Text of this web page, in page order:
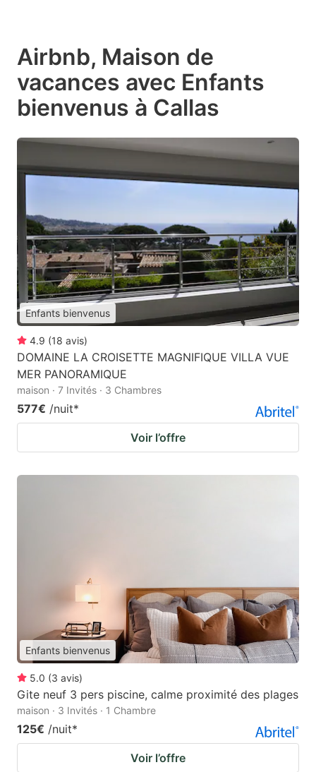
Airbnb, Maison de
vacances avec Enfants
bienvenus à Callas
Enfants bienvenus
4.9 (18 avis)
DOMAINE LA CROISETTE MAGNIFIQUE VILLA VUE
MER PANORAMIQUE
maison · 7 Invités · 3 Chambres
577€ /nuit*
Voir l’offre
Enfants bienvenus
5.0 (3 avis)
Gite neuf 3 pers piscine, calme proximité des plages
maison · 3 Invités · 1 Chambre
125€ /nuit*
Voir l’offre